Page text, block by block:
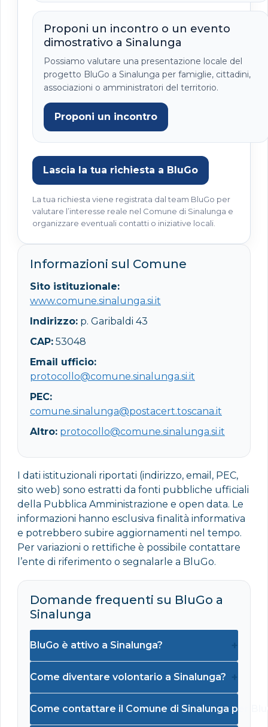
Proponi un incontro o un evento
dimostrativo a Sinalunga
Possiamo valutare una presentazione locale del
progetto BluGo a Sinalunga per famiglie, cittadini,
associazioni o amministratori del territorio.
Proponi un incontro
Lascia la tua richiesta a BluGo
La tua richiesta viene registrata dal team BluGo per
valutare l’interesse reale nel Comune di Sinalunga e
organizzare eventuali contatti o iniziative locali.
Informazioni sul Comune
Sito istituzionale:
www.comune.sinalunga.si.it
Indirizzo: p. Garibaldi 43
CAP: 53048
Email ufficio:
protocollo@comune.sinalunga.si.it
PEC:
comune.sinalunga@postacert.toscana.it
Altro: protocollo@comune.sinalunga.si.it
I dati istituzionali riportati (indirizzo, email, PEC,
sito web) sono estratti da fonti pubbliche ufficiali
della Pubblica Amministrazione e open data. Le
informazioni hanno esclusiva finalità informativa
e potrebbero subire aggiornamenti nel tempo.
Per variazioni o rettifiche è possibile contattare
l’ente di riferimento o segnalarle a BluGo.
Domande frequenti su BluGo a
Sinalunga
BluGo è attivo a Sinalunga? +
Come diventare volontario a Sinalunga? +
Come contattare il Comune di Sinalunga per